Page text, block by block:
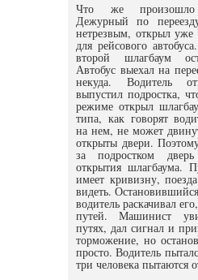
Что же произошло
Дежурный по
нетрезвым, открыл уже
для рейсового
второй шлагбаум
Автобус выехал на
некуда. Водитель
выпустил подростка,
режиме открыл
типа, как говорят
на нем, не может
открыты двери.
за подростком
открытия шлагбаума.
имеет кривизну,
видеть.
водитель раскачивал
путей. Машинист
путях, дал сигнал и
торможение, но
просто. Водитель
три человека пытаются